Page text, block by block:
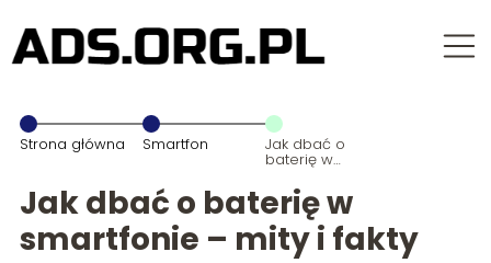
Strona główna Smartfon Jak dbać o
baterię w
mity i fakty
Jak dbać o baterię w
smartfonie – mity i fakty